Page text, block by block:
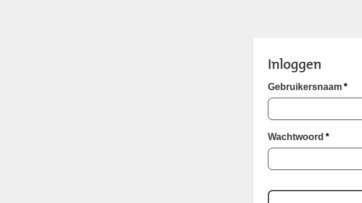
Inloggen
Gebruikersnaam *
Wachtwoord *